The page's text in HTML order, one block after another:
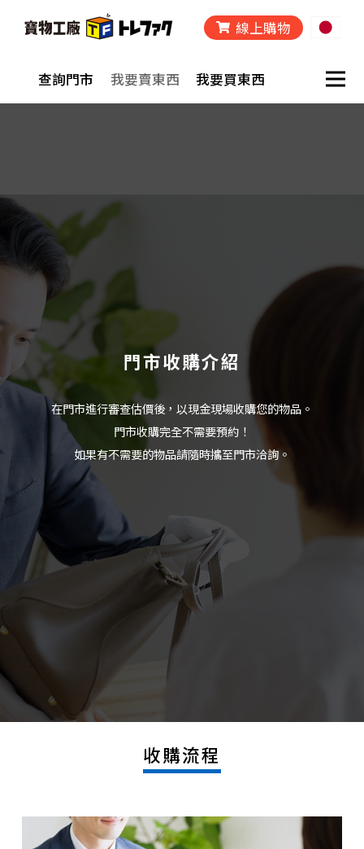
線上購物
查詢門市 我要賣東西 我要買東西
門市收購介紹
在門市進行審查估價後，以現金現場收購您的物品。
門市收購完全不需要預約！
如果有不需要的物品請隨時攜至門市洽詢。
收購流程